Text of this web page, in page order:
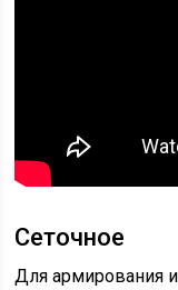
Сеточное
Для армирования